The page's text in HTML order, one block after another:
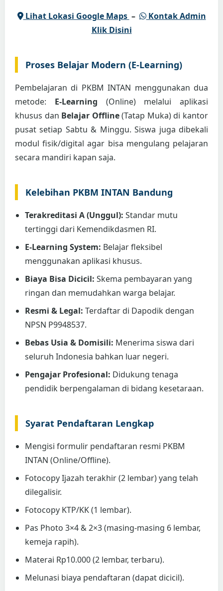
Lihat Lokasi Google Maps –
Kontak Admin
Klik Disini
Proses Belajar Modern (E-Learning)
Pembelajaran di PKBM INTAN menggunakan dua
metode: E-Learning (Online) melalui aplikasi
khusus dan Belajar Offline(Tatap Muka) di kantor
pusat setiap Sabtu & Minggu. Siswa juga dibekali
modul fisik/digital agar bisa mengulang pelajaran
secara mandiri kapan saja.
Kelebihan PKBM INTAN Bandung
Terakreditasi A (Unggul): Standar mutu
tertinggi dari Kemendikdasmen RI.
E-Learning System: Belajar fleksibel
menggunakan aplikasi khusus.
Biaya Bisa Dicicil: Skema pembayaran yang
ringan dan memudahkan warga belajar.
Resmi & Legal: Terdaftar di Dapodik dengan
NPSN P9948537.
Bebas Usia & Domisili: Menerima siswa dari
seluruh Indonesia bahkan luar negeri.
Pengajar Profesional: Didukung tenaga
pendidik berpengalaman di bidang kesetaraan.
Syarat Pendaftaran Lengkap
Mengisi formulir pendaftaran resmi PKBM
INTAN (Online/Offline).
Fotocopy Ijazah terakhir (2 lembar) yang telah
dilegalisir.
Fotocopy KTP/KK (1 lembar).
Pas Photo 3×4 & 2×3 (masing-masing 6 lembar,
kemeja rapih).
Materai Rp10.000 (2 lembar, terbaru).
Melunasi biaya pendaftaran (dapat dicicil).